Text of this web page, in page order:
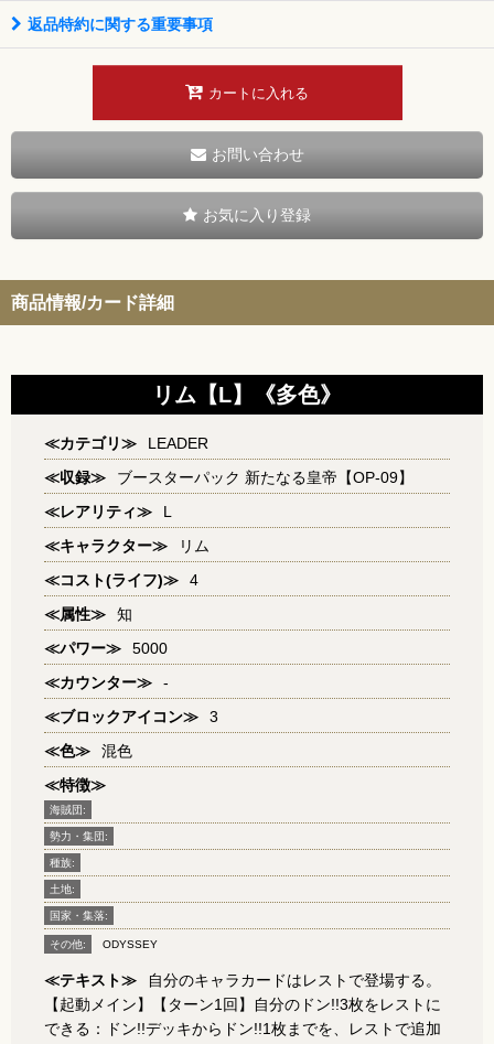
返品特約に関する重要事項
カートに入れる
お問い合わせ
お気に入り登録
商品情報/カード詳細
リム【L】《多色》
≪カテゴリ≫
LEADER
≪収録≫
ブースターパック 新たなる皇帝【OP-09】
≪レアリティ≫
L
≪キャラクター≫
リム
≪コスト(ライフ)≫
4
≪属性≫
知
≪パワー≫
5000
≪カウンター≫
-
≪ブロックアイコン≫
3
≪色≫
混色
≪特徴≫
海賊団:
勢力・集団:
種族:
土地:
国家・集落:
その他: ODYSSEY
≪テキスト≫
自分のキャラカードはレストで登場する。
【起動メイン】【ターン1回】自分のドン!!3枚をレストに
できる：ドン!!デッキからドン!!1枚までを、レストで追加